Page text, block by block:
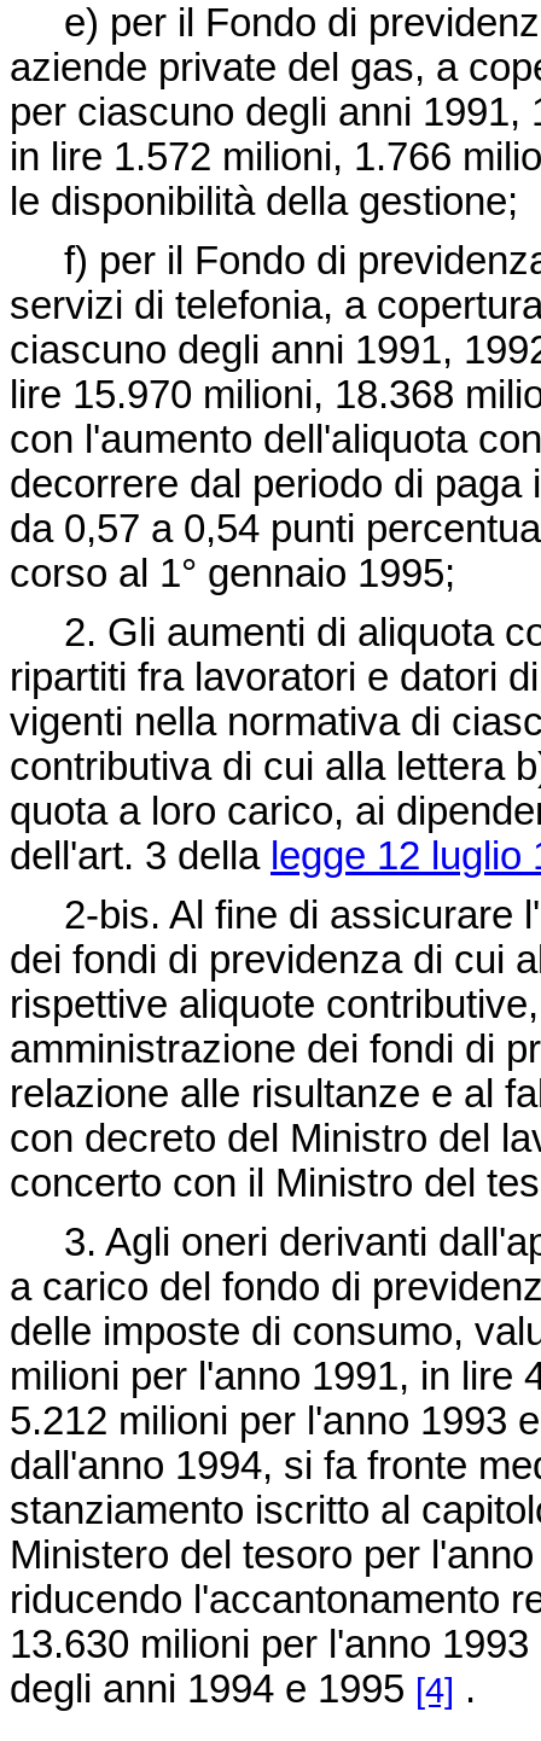
e) per il Fondo di
aziende private del gas, a
per ciascuno degli anni
in lire 1.572 milioni, 1.766
le disponibilità della gestione;
f) per il Fondo di
servizi di telefonia, a
ciascuno degli anni 1991,
lire 15.970 milioni, 18.368
con l'aumento dell'aliquota
decorrere dal periodo di paga
da 0,57 a 0,54 punti
corso al 1° gennaio 1995;
2. Gli aumenti di aliquota
ripartiti fra lavoratori e datori
vigenti nella normativa di
contributiva di cui alla lettera
quota a loro carico, ai
dell'art. 3 della legge 12 luglio
2-bis. Al fine di assicurare
dei fondi di previdenza di cui
rispettive aliquote
amministrazione dei fondi di
relazione alle risultanze e al
con decreto del Ministro del
concerto con il Ministro del
3. Agli oneri derivanti
a carico del fondo di
delle imposte di consumo,
milioni per l'anno 1991, in lire
5.212 milioni per l'anno 1993
dall'anno 1994, si fa fronte
stanziamento iscritto al
Ministero del tesoro per
riducendo l'accantonamento
13.630 milioni per l'anno
degli anni 1994 e 1995 [4] .